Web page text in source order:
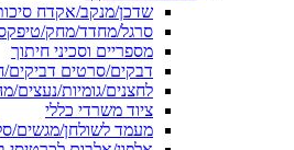
שדכן/מנקב/אקדח
סרגל/מחדד/מחק/
מספריים וסכיני חיתוך
דבקים/סרטים דביקים/
לחצנים/גומיות/נעצים/
ציוד משרדי כללי
מעמד לשולחן/מגשים/